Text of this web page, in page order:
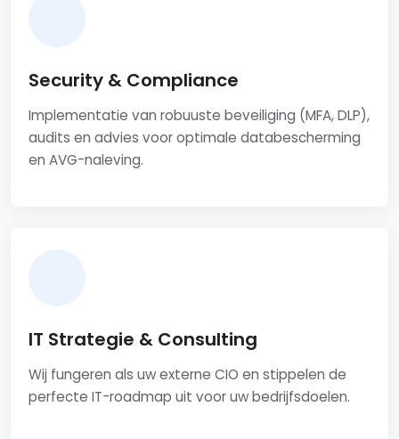
Security & Compliance
Implementatie van robuuste beveiliging (MFA, DLP),
audits en advies voor optimale databescherming
en AVG-naleving.
IT Strategie & Consulting
Wij fungeren als uw externe CIO en stippelen de
perfecte IT-roadmap uit voor uw bedrijfsdoelen.